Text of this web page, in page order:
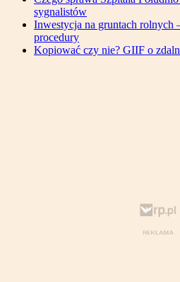
sygnalistów
Inwestycja na gruntach rolnych
procedury
Kopiować czy nie? GIIF o